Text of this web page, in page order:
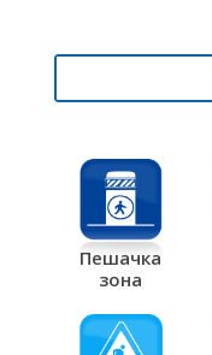
Пешачка
зона